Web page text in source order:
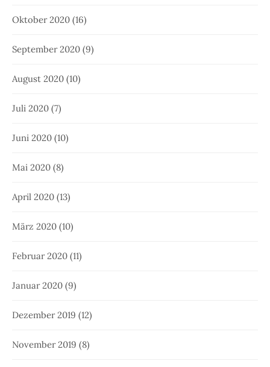
Oktober 2020 (16)
September 2020 (9)
August 2020 (10)
Juli 2020 (7)
Juni 2020 (10)
Mai 2020 (8)
April 2020 (13)
März 2020 (10)
Februar 2020 (11)
Januar 2020 (9)
Dezember 2019 (12)
November 2019 (8)